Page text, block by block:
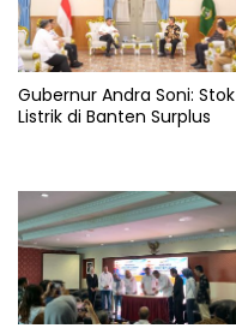
Gubernur Andra Soni: Stok
Listrik di Banten Surplus